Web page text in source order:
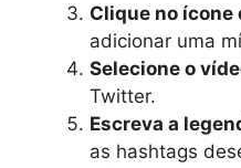
Clique no ícone
adicionar uma
Selecione o
Twitter.
Escreva a
as hashtags